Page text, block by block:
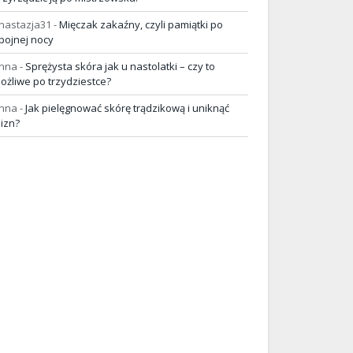
-Mięczak zakaźny, czyli pamiątki po
nocy
- Sprężysta skóra jak u nastolatki – czy to
po trzydziestce?
-Jak pielęgnować skórę trądzikową i uniknąć